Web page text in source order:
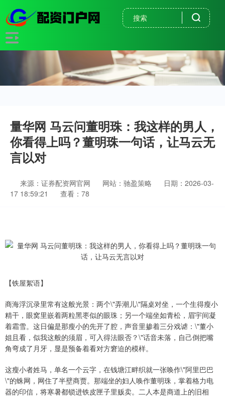
量华网 马云问董明珠：我这样的男人，
你看得上吗？董明珠一句话，让马云无
言以对
来源：证券配资网官网 网站：驰盈策略
日期：2026-03-
17 18:59:21
查看：78
【铁屋絮语】
商海浮沉录里常有这般光景：两个\"弄潮儿\"隔桌对坐，一个生得瘦小
精干，眼窝里嵌着两粒黑枣似的眼珠；另一个端坐如青松，眉宇间凝
着霜雪。这日偏是那瘦小的先开了腔，声音里掺着三分戏谑：\"董小
姐且看，似我这般的须眉，可入得法眼否？\"话音未落，自己倒把嘴
角弯成了月牙，显是预备着看对方窘迫的模样。
这瘦小者姓马，单名一个云字，在钱塘江畔织就一张唤作\"阿里巴巴
\"的蛛网，网住了半壁商贾。那端坐的妇人唤作董明珠，掌着格力电
器的印信，将寒暑都锁进铁皮匣子里贩卖。二人本是商道上的旧相